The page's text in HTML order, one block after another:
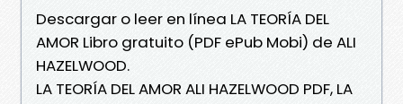
Descargar o leer en línea LA TEORÍA DEL
AMOR Libro gratuito (PDF ePub Mobi) de ALI
HAZELWOOD.
LA TEORÍA DEL AMOR ALI HAZELWOOD PDF, LA